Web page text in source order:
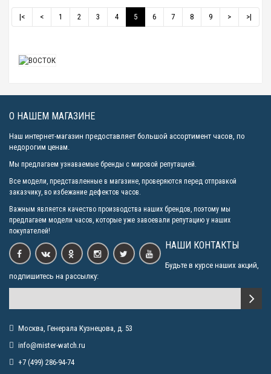
|< < 1 2 3 4 5 6 7 8 9 > >|
О НАШЕМ МАГАЗИНЕ
Наш интернет-магазин предоставляет большой ассортимент часов, по
недорогим ценам.
Мы предлагаем узнаваемые бренды с мировой репутацией.
Все модели, представленные в магазине, проверяются перед отправкой
заказчику, во избежание дефектов часов.
Важным является качество производства наших брендов, поэтому мы
предлагаем модели часов, которые уже завоевали репутацию у наших
покупателей!
НАШИ КОНТАКТЫ
Будьте в курсе наших акций,
подпишитесь на рассылку:
Москва, Генерала Кузнецова, д. 53
info@mister-watch.ru
+7 (499) 286-94-74